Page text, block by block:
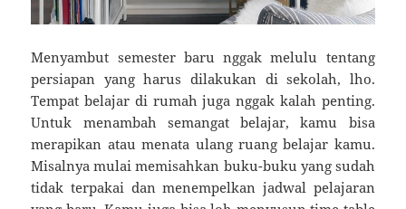
Menyambut semester baru nggak melulu tentang
persiapan yang harus dilakukan di sekolah, lho.
Tempat belajar di rumah juga nggak kalah penting.
Untuk menambah semangat belajar, kamu bisa
merapikan atau menata ulang ruang belajar kamu.
Misalnya mulai memisahkan buku-buku yang sudah
tidak terpakai dan menempelkan jadwal pelajaran